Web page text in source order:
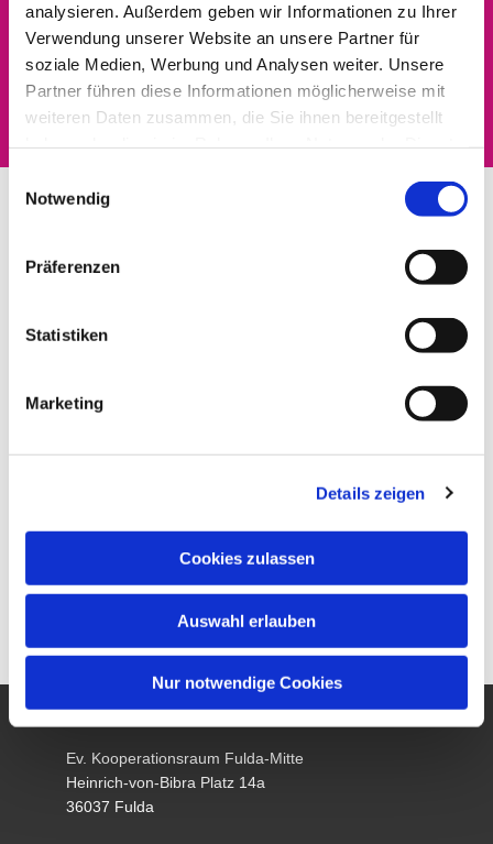
analysieren. Außerdem geben wir Informationen zu Ihrer
Verwendung unserer Website an unsere Partner für
soziale Medien, Werbung und Analysen weiter. Unsere
Partner führen diese Informationen möglicherweise mit
weiteren Daten zusammen, die Sie ihnen bereitgestellt
Notwendig
Präferenzen
Statistiken
Marketing
Details zeigen
Cookies zulassen
Auswahl erlauben
Nur notwendige Cookies
Dies könnte Sie auch
interessieren
Ev. Kooperationsraum Fulda-Mitte
Heinrich-von-Bibra Platz 14a
36037 Fulda